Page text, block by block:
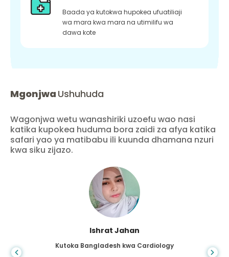
Baada ya kutokwa hupokea ufuatiliaji
wa mara kwa mara na utimilifu wa
dawa kote
Mgonjwa Ushuhuda
Wagonjwa wetu wanashiriki uzoefu wao nasi
katika kupokea huduma bora zaidi za afya katika
safari yao ya matibabu ili kuunda dhamana nzuri
kwa siku zijazo.
Ishrat Jahan
Kutoka Bangladesh kwa Cardiology